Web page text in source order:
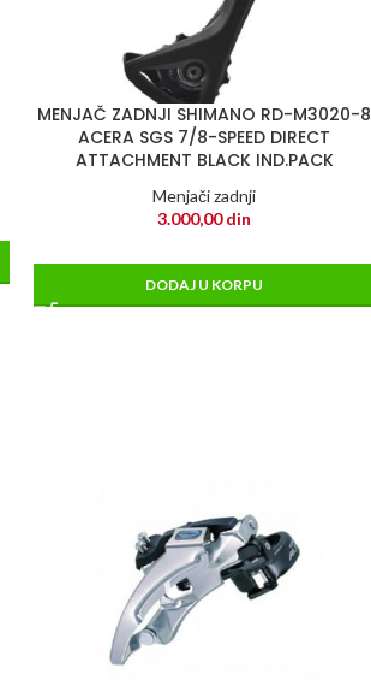
MENJAČ ZADNJI SHIMANO RD-M3020-8
ACERA SGS 7/8-SPEED DIRECT
ATTACHMENT BLACK IND.PACK
Menjači zadnji
3.000,00din
DODAJ U KORPU